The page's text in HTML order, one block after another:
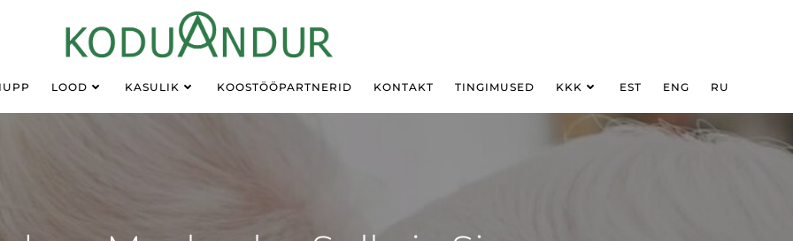
LOOD KASULIK KOOSTÖÖPARTNERID KONTAKT TINGIMUSED KKK EST ENG RU